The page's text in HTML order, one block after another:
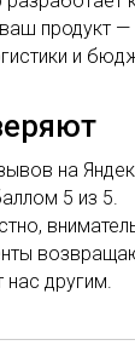
продукт —
и
на
5 из 5.
другим.